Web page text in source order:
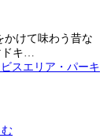
かけて味わう昔な
ドキ…